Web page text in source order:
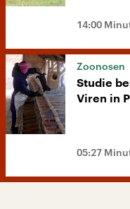
14:00
Zoonosen
Studie
Viren in
05:27